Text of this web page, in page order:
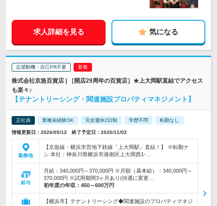
求人詳細を見る 気になる
志望動機・自己PR不要
株式会社京急百貨店 | ［開店29周年の百貨店］★上大岡駅直結でアクセス
も楽々♪
【テナントリーシング・関連施設プロパティマネジメント】
正社員 業種未経験OK 完全週休2日制 学歴不問 転勤なし
情報更新日：2026/05/12 終了予定日：2026/11/02
勤務地
【京急線・横浜市営地下鉄線「上大岡駅」直結！】 ※転勤ナ
シ 本社：神奈川県横浜市港南区上大岡西1-…
給与
月給：340,000円～370,000円 ※月額（基本給）：340,000円～
370,000円 ※試用期間3ヶ月あり(待遇に変更…
初年度の年収： 450～600万円
【横浜市】テナントリーシング◆関連施設のプロパティマネジ